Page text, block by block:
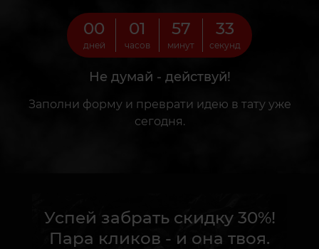
00
дней
01
часов
57
минут
31
секунд
Не думай - действуй!
Заполни форму и преврати идею в тату уже
сегодня.
Успей забрать скидку 30%!
Пара кликов - и она твоя.